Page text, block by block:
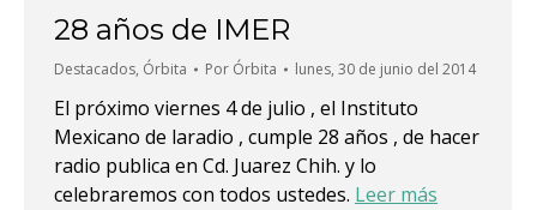
28 años de IMER
Destacados, Órbita Por Órbita lunes, 30 de junio del 2014
El próximo viernes 4 de julio , el Instituto
Mexicano de laradio , cumple 28 años , de hacer
radio publica en Cd. Juarez Chih. y lo
celebraremos con todos ustedes. Leer más